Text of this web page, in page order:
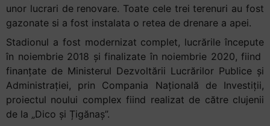
One
Accessibility,
apăsați
„Ctrl
Această
comandă
unor lucrari de renovare. Toate cele trei terenuri au fost
gazonate si a fost instalata o retea de drenare a apei.
Stadionul a fost modernizat complet, lucrările începute
în noiembrie 2018 și finalizate în noiembrie 2020, fiind
finanțate de Ministerul Dezvoltării Lucrărilor Publice și
Administrației, prin Compania Națională de Investiții,
proiectul noului complex fiind realizat de către clujenii
de la „Dico și Țigănaș”.